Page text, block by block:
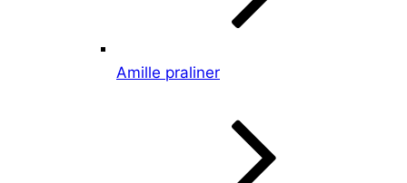
Amille praliner